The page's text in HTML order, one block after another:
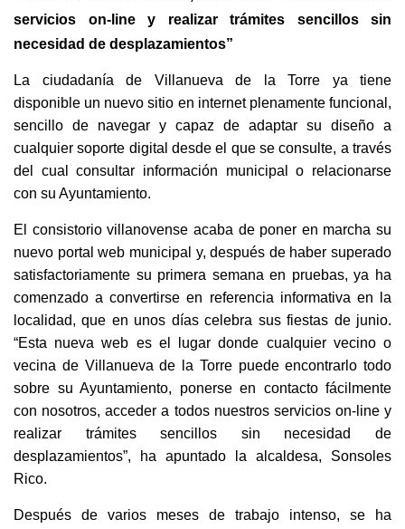
servicios on-line y realizar trámites sencillos sin
necesidad de desplazamientos”
La ciudadanía de Villanueva de la Torre ya tiene
disponible un nuevo sitio en internet plenamente funcional,
sencillo de navegar y capaz de adaptar su diseño a
cualquier soporte digital desde el que se consulte, a través
del cual consultar información municipal o relacionarse
con su Ayuntamiento.
El consistorio villanovense acaba de poner en marcha su
nuevo portal web municipal y, después de haber superado
satisfactoriamente su primera semana en pruebas, ya ha
comenzado a convertirse en referencia informativa en la
localidad, que en unos días celebra sus fiestas de junio.
“Esta nueva web es el lugar donde cualquier vecino o
vecina de Villanueva de la Torre puede encontrarlo todo
sobre su Ayuntamiento, ponerse en contacto fácilmente
con nosotros, acceder a todos nuestros servicios on-line y
realizar trámites sencillos sin necesidad de
desplazamientos”, ha apuntado la alcaldesa, Sonsoles
Rico.
Después de varios meses de trabajo intenso, se ha